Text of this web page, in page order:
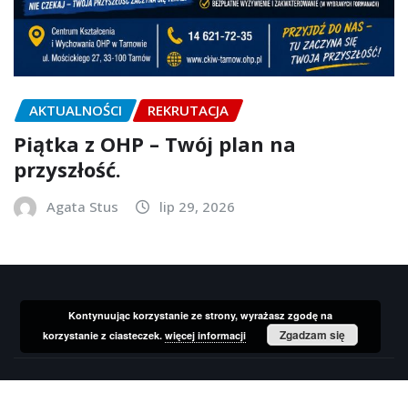
AKTUALNOŚCI REKRUTACJA
Piątka z OHP – Twój plan na
przyszłość.
Agata Stus lip 29, 2026
Kontynuując korzystanie ze strony, wyrażasz zgodę na
korzystanie z ciasteczek.więcej informacji Zgadzam się